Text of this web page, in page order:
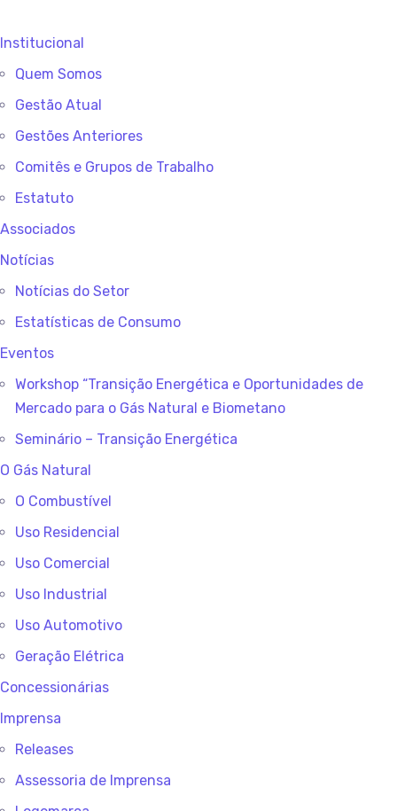
Institucional
Quem Somos
Gestão Atual
Gestões Anteriores
Comitês e Grupos de Trabalho
Estatuto
Associados
Notícias
Notícias do Setor
Estatísticas de Consumo
Eventos
Workshop “Transição Energética e Oportunidades de
Mercado para o Gás Natural e Biometano
Seminário – Transição Energética
O Gás Natural
O Combustível
Uso Residencial
Uso Comercial
Uso Industrial
Uso Automotivo
Geração Elétrica
Concessionárias
Imprensa
Releases
Assessoria de Imprensa